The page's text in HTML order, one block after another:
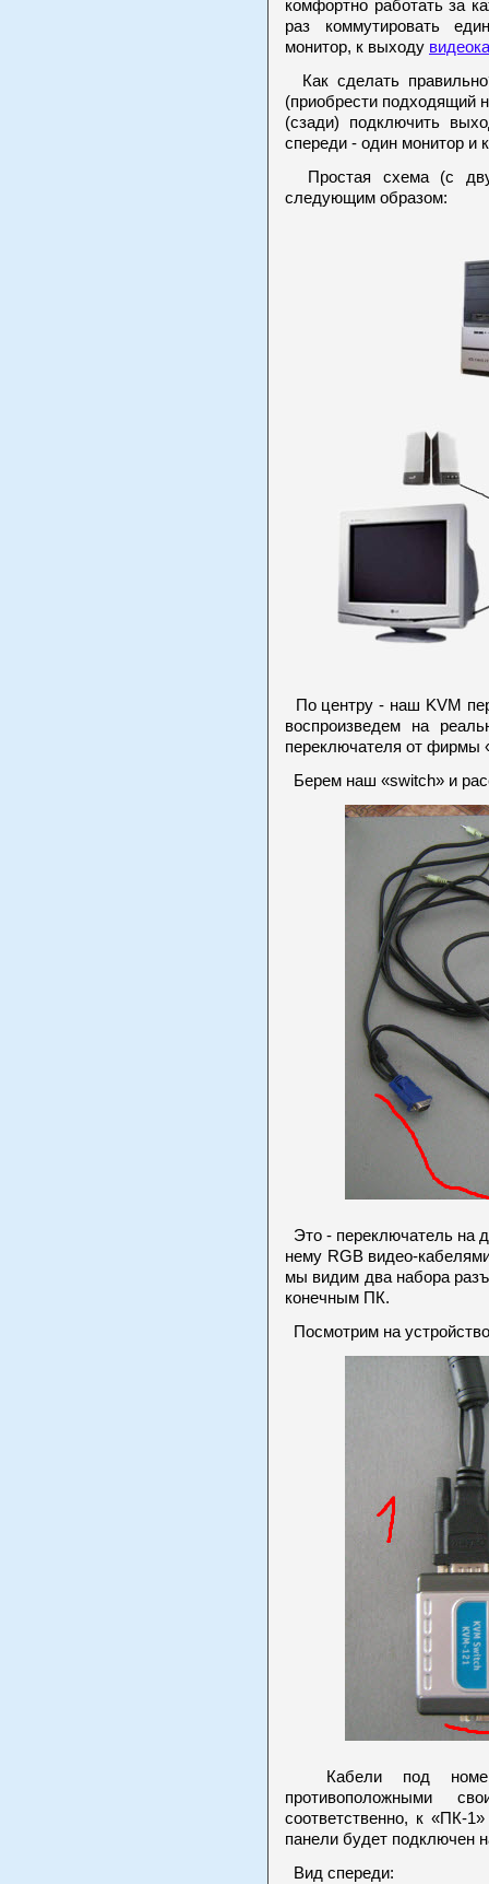
комфортно работать за
раз коммутировать
монитор, к выходу
Как сделать
(приобрести подходящий
(сзади) подключить
спереди - один монитор и
Простая схема (с
следующим образом:
По центру - наш KVM
воспроизведем на
переключателя от фирмы
Берем наш «switch» и
Это - переключатель на
нему RGB видео-
мы видим два набора
конечным ПК.
Посмотрим на
Кабели под
противоположными
соответственно, к «ПК-
панели будет подключен
Вид спереди: